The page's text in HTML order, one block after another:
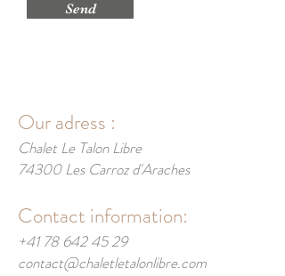
Send
Our adress :
Chalet Le Talon Libre
74300 Les Carroz d'Araches
Contact information:
+41 78 642 45 29
contact@chaletletalonlibre.com